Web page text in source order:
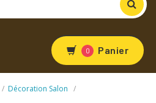
0 Panier
Décoration Salon